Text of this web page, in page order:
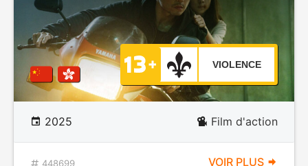
VIOLENCE
2025 Film d'action
448699 VOIR PLUS